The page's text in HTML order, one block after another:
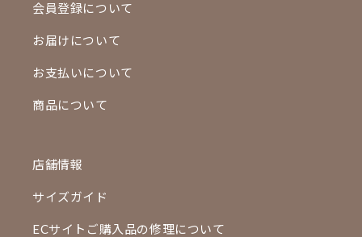
会員登録について
お届けについて
お支払いについて
商品について
店舗情報
サイズガイド
ECサイトご購入品の修理について